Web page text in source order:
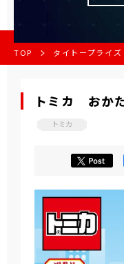
TOP タイトープライズ
トミカ おか
トミカ